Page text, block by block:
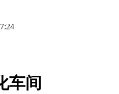
车间